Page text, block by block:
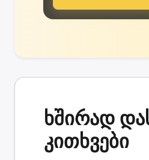
ხშირად
კითხვები